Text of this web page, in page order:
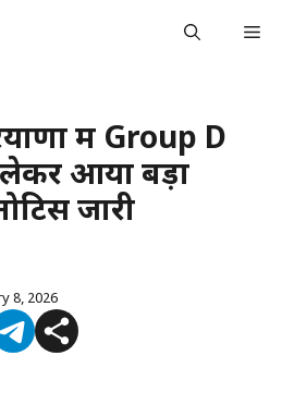
में Group D
लेकर आया बड़ा
जारी
8, 2026